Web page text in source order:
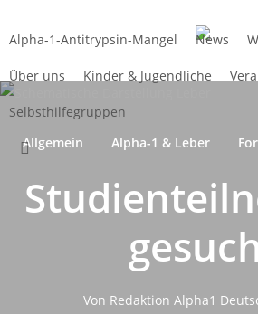
Hauptinhalt
Alpha-1-Antitrypsin-Mangel News
Über uns Kinder & Jugendliche
Selbsthilfegruppen
suchen
Allgemein Alpha-1 & Leber
Von Redaktion Alpha1